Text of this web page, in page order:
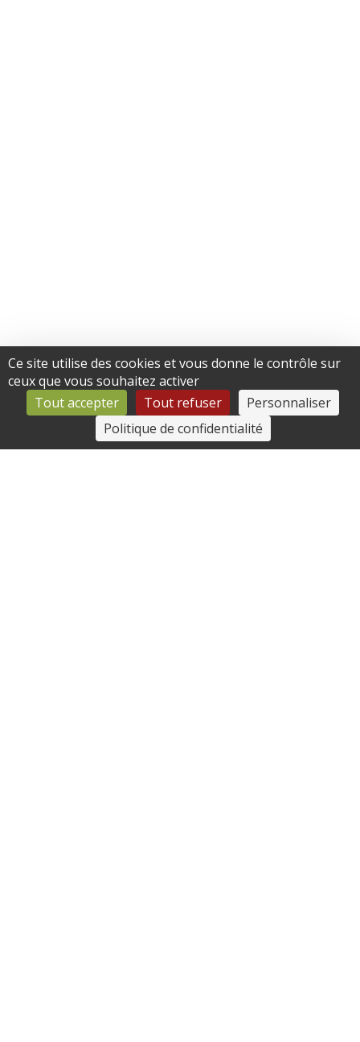
Ce site utilise des cookies et vous donne le contrôle sur
ceux que vous souhaitez activer
Tout accepter
Tout refuser
Personnaliser
Politique de confidentialité